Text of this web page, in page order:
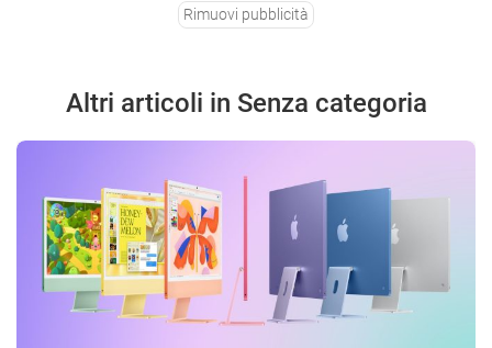
Rimuovi pubblicità
Altri articoli in Senza categoria